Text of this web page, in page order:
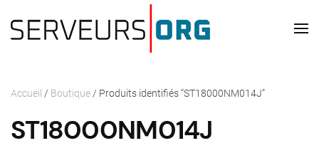
Passer au contenu principal
Accueil / Boutique / Produits identifiés “ST18000NM014J”
ST18000NM014J